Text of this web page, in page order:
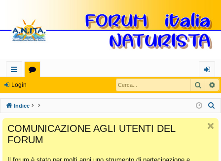
oll
eg
a
m
en
u
m
og
in
Login Cerca
Indice
COMUNICAZIONE AGLI UTENTI DEL
FORUM